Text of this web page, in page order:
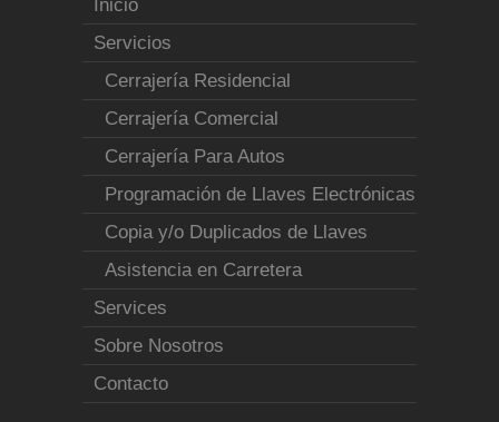
Inicio
Servicios
Cerrajería Residencial
Cerrajería Comercial
Cerrajería Para Autos
Programación de Llaves Electrónicas
Copia y/o Duplicados de Llaves
Asistencia en Carretera
Services
Sobre Nosotros
Contacto